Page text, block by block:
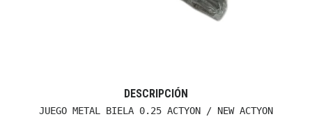
DESCRIPCIÓN
JUEGO METAL BIELA 0.25 ACTYON / NEW ACTYON